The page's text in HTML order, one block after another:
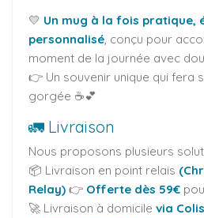
💛 Un mug à la fois pratique,
personnalisé, conçu pour
moment de la journée avec
👉 Un souvenir unique qui fera
gorgée ☕💕
🚛 Livraison
Nous proposons plusieurs
📦 Livraison en point relais
Relay) 👉 Offerte dès 59€
🚀 Livraison à domicile via